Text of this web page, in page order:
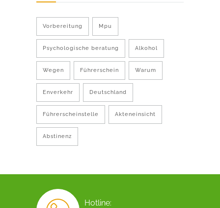
Vorbereitung Mpu
Psychologische beratung Alkohol
Wegen Führerschein Warum
Enverkehr Deutschland
Führerscheinstelle Akteneinsicht
Abstinenz
Hotline: